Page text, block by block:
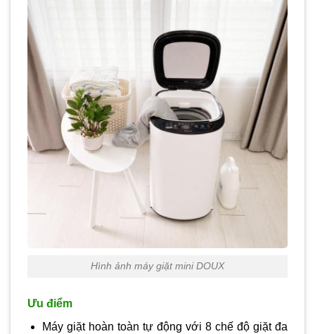
Hình ảnh máy giặt mini DOUX
Ưu điểm
Máy giặt hoàn toàn tự động với 8 chế độ giặt đa